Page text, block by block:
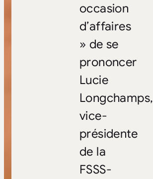
occasion
d’affaires
» de se
prononcer
Lucie
Longchamps,
vice-
présidente
de la
FSSS-